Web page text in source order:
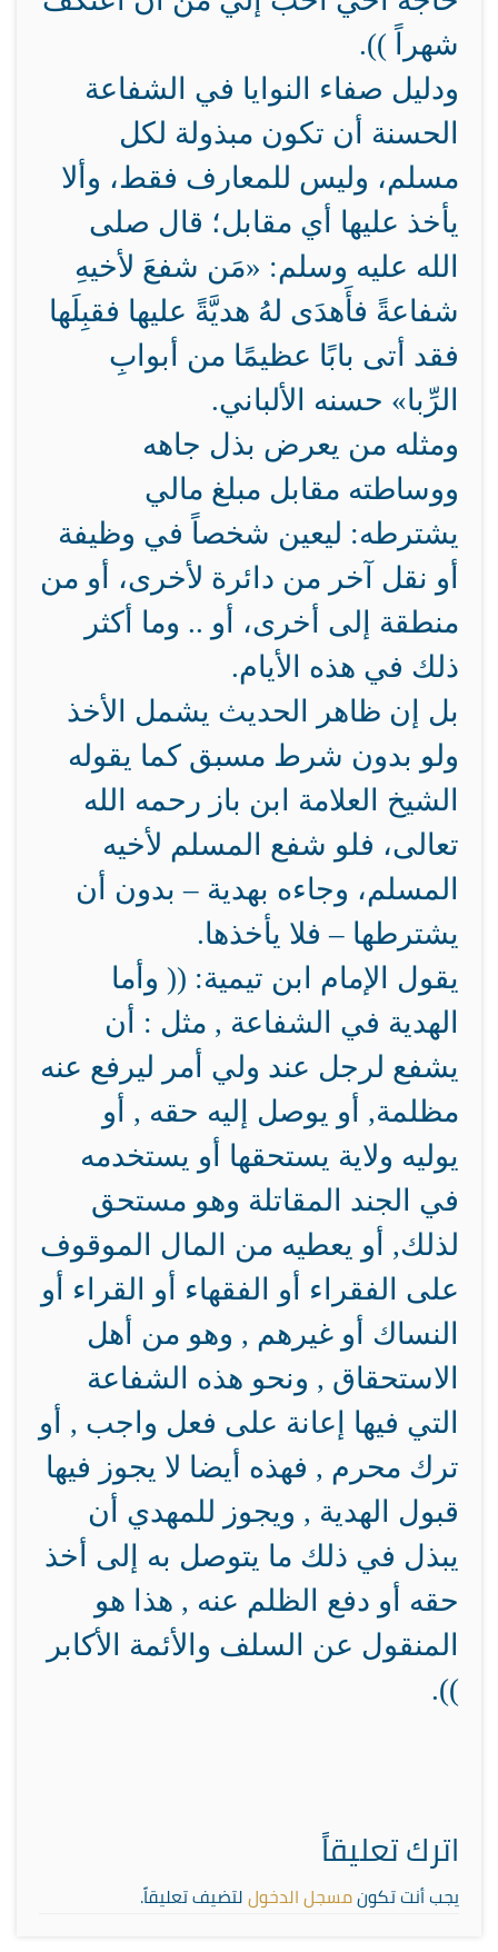
شهراً )).
ودليل صفاء النوايا في الشفاعة
الحسنة أن تكون مبذولة لكل
مسلم، وليس للمعارف فقط، وألا
يأخذ عليها أي مقابل؛ قال صلى
الله عليه وسلم: «مَن شفعَ لأخيهِ
شفاعةً فأَهدَى لهُ هديَّةً عليها فقبِلَها
فقد أتى بابًا عظيمًا من أبوابِ
الرِّبا» حسنه الألباني.
ومثله من يعرض بذل جاهه
ووساطته مقابل مبلغ مالي
يشترطه: ليعين شخصاً في وظيفة
أو نقل آخر من دائرة لأخرى، أو من
منطقة إلى أخرى، أو .. وما أكثر
ذلك في هذه الأيام.
بل إن ظاهر الحديث يشمل الأخذ
ولو بدون شرط مسبق كما يقوله
الشيخ العلامة ابن باز رحمه الله
تعالى، فلو شفع المسلم لأخيه
المسلم، وجاءه بهدية – بدون أن
يشترطها – فلا يأخذها.
يقول الإمام ابن تيمية: (( وأما
الهدية في الشفاعة , مثل : أن
يشفع لرجل عند ولي أمر ليرفع عنه
مظلمة, أو يوصل إليه حقه , أو
يوليه ولاية يستحقها أو يستخدمه
في الجند المقاتلة وهو مستحق
لذلك, أو يعطيه من المال الموقوف
على الفقراء أو الفقهاء أو القراء أو
النساك أو غيرهم , وهو من أهل
الاستحقاق , ونحو هذه الشفاعة
التي فيها إعانة على فعل واجب , أو
ترك محرم , فهذه أيضا لا يجوز فيها
قبول الهدية , ويجوز للمهدي أن
يبذل في ذلك ما يتوصل به إلى أخذ
حقه أو دفع الظلم عنه , هذا هو
المنقول عن السلف والأئمة الأكابر
)).
اترك تعليقاً
يجب أنت تكونمسجل الدخوللتضيف تعليقاً.